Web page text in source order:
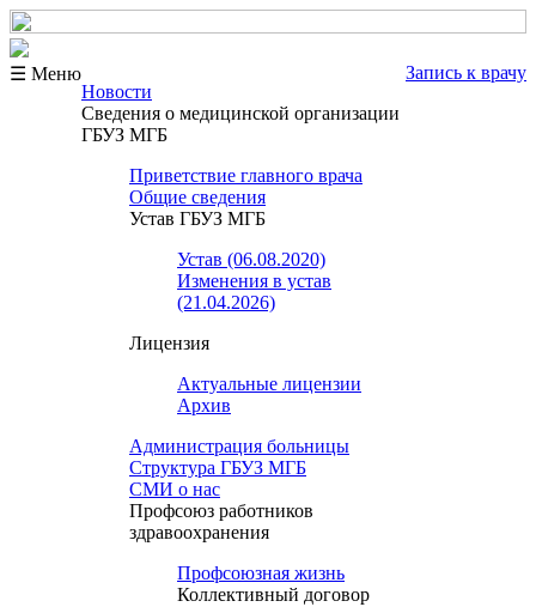
☰ Меню
Запись к врачу
Новости
Сведения о медицинской организации
ГБУЗ МГБ
Приветствие главного врача
Общие сведения
Устав ГБУЗ МГБ
Устав (06.08.2020)
Изменения в устав
(21.04.2026)
Лицензия
Актуальные лицензии
Архив
Администрация больницы
Структура ГБУЗ МГБ
СМИ о нас
Профсоюз работников
здравоохранения
Профсоюзная жизнь
Коллективный договор